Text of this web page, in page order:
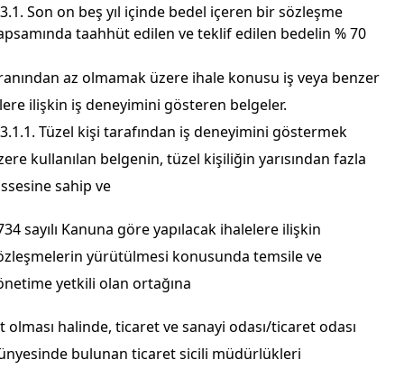
Son on beş yıl içinde bedel içeren bir sözleşme
taahhüt edilen ve teklif edilen bedelin % 70
az olmamak üzere ihale konusu iş veya benzer
ilişkin iş deneyimini gösteren belgeler.
Tüzel kişi tarafından iş deneyimini göstermek
kullanılan belgenin, tüzel kişiliğin yarısından fazla
sahip ve
sayılı Kanuna göre yapılacak ihalelere ilişkin
yürütülmesi konusunda temsile ve
yetkili olan ortağına
olması halinde, ticaret ve sanayi odası/ticaret odası
bulunan ticaret sicili müdürlükleri